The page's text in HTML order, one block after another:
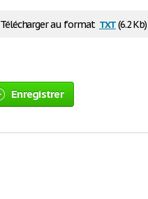
Télécharger au format txt(6.2 Kb)
Enregistrer